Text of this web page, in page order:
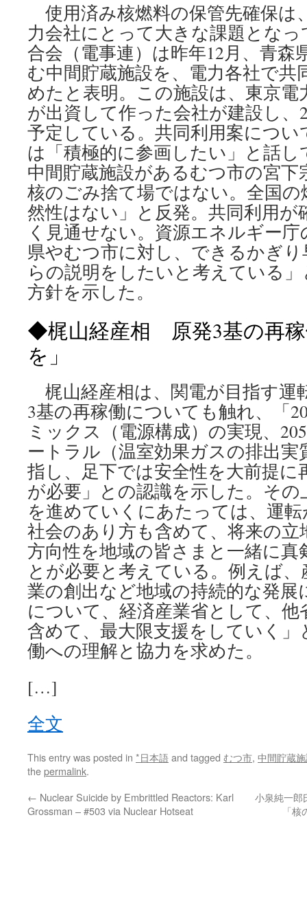
使用済み核燃料の保管先確保は
力会社にとって大きな課題とな
合会（電事連）は昨年12月、青森
む中間貯蔵施設を、電力各社で共
めたと表明。この施設は、東京電
が出資して作った会社が建設し、
予定している。共同利用案につい
は「積極的に参画したい」と話
中間貯蔵施設があるむつ市の宮下
核のごみ捨て場ではない。全国
然性はない」と反発。共同利用が
く見通せない。資源エネルギー
県やむつ市に対し、できるかぎ
らの説明をしたいと考えている
方針を示した。
◆梶山経産相 原発3基の再稼
を」
梶山経産相は、関電が目指す運
3基の再稼働についても触れ、「
ミックス（電源構成）の実現、
ートラル（温室効果ガスの排出
指し、足下では安全性を大前提に
が必要」との認識を示した。その
を進めていくにあたっては、運
社会のあり方も含めて、将来の
方向性を地域の皆さまと一緒に
とが必要と考えている。例えば
業の創出など地域の持続的な発
について、経済産業省として、
含めて、最大限支援をしていく」
働への理解と協力を求めた。
[…]
全文
This entry was posted in *日本語and tagged むつ市, 中間貯蔵
thepermalink.
← Nuclear Suicide by Embrittled Reactors: Karl
Grossman – #503 via Nuclear Hotseat
小泉純一
「